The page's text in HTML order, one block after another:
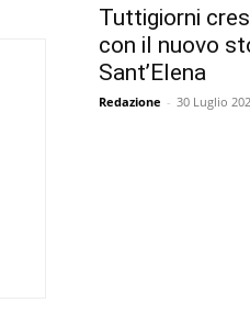
Tuttigiorni
con il nuovo
Sant’Elena
Redazione - 30 Luglio